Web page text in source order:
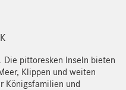
Die pittoresken Inseln bieten
Klippen und weiten
Königsfamilien und